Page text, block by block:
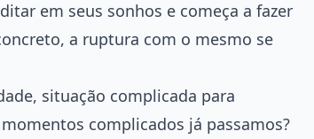
em seus sonhos e começa a fazer
a ruptura com o mesmo se
situação complicada para
complicados já passamos?